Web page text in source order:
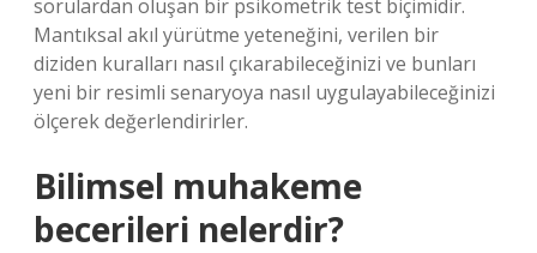
sorulardan oluşan bir psikometrik test biçimidir.
Mantıksal akıl yürütme yeteneğini, verilen bir
diziden kuralları nasıl çıkarabileceğinizi ve bunları
yeni bir resimli senaryoya nasıl uygulayabileceğinizi
ölçerek değerlendirirler.
Bilimsel muhakeme
becerileri nelerdir?